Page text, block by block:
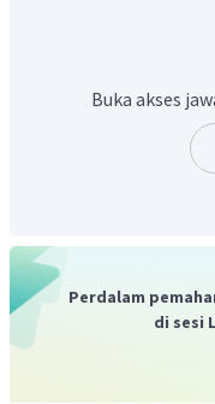
Jadi, harga yang
Buka akses
Perdalam
di sesi